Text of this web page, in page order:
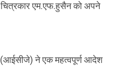
एम.एफ.हुसैन को अपने
(आईसीजे) ने एक महत्वपूर्ण आदेश